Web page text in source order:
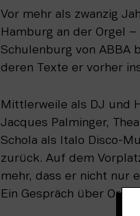
Vor mehr als zwanzig
Hamburg an der Orgel
Schulenburg von ABBA
deren Texte er vorher
Mittlerweile als DJ und
Jacques Palminger,
Schola als Italo Disco-
zurück. Auf dem
mehr, dass er nicht nur
Ein Gespräch über